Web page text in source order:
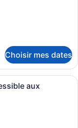
Choisir mes dates
d’hôtel moderne
aux